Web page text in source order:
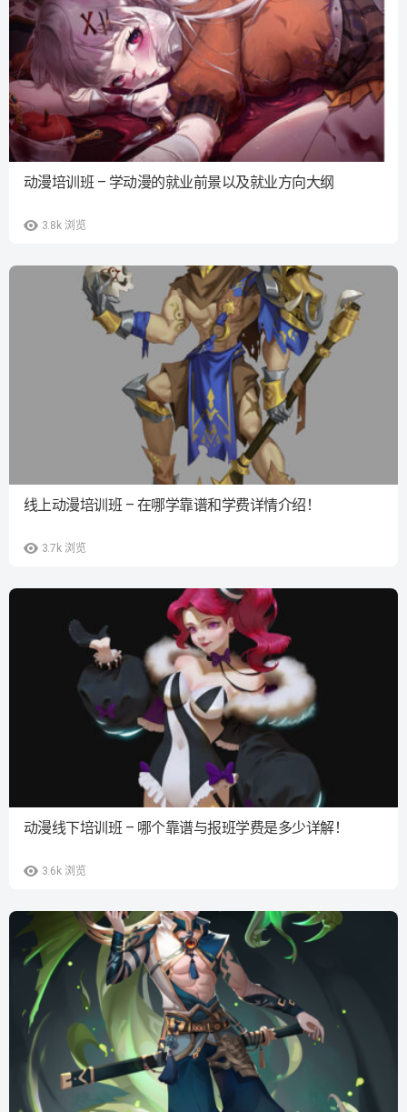
3.8k 浏览
动漫培训班 – 学动漫的就业前景以及就业方向大纲
3.7k 浏览
线上动漫培训班 – 在哪学靠谱和学费详情介绍！
3.6k 浏览
动漫线下培训班 – 哪个靠谱与报班学费是多少详解！